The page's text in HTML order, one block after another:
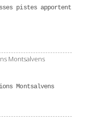
pistes apportent
Montsalvens